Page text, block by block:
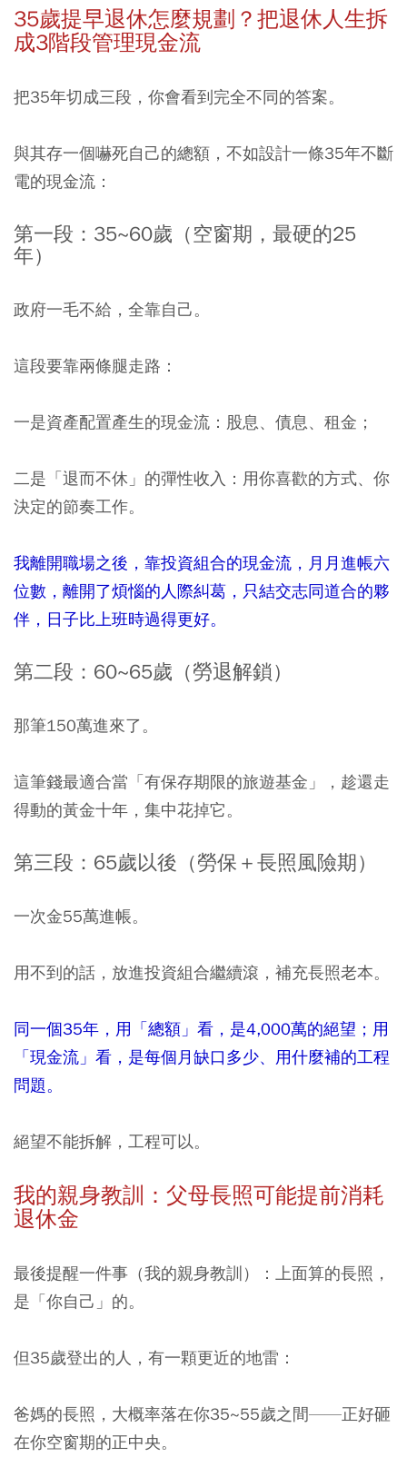
35歲提早退休怎麼規劃？把退休人生拆
成3階段管理現金流
把35年切成三段，你會看到完全不同的答案。
與其存一個嚇死自己的總額，不如設計一條35年不斷
電的現金流：
第一段：35~60歲（空窗期，最硬的25
年）
政府一毛不給，全靠自己。
這段要靠兩條腿走路：
一是資產配置產生的現金流：股息、債息、租金；
二是「退而不休」的彈性收入：用你喜歡的方式、你
決定的節奏工作。
我離開職場之後，靠投資組合的現金流，月月進帳六
位數，離開了煩惱的人際糾葛，只結交志同道合的夥
伴，日子比上班時過得更好。
第二段：60~65歲（勞退解鎖）
那筆150萬進來了。
這筆錢最適合當「有保存期限的旅遊基金」，趁還走
得動的黃金十年，集中花掉它。
第三段：65歲以後（勞保＋長照風險期）
一次金55萬進帳。
用不到的話，放進投資組合繼續滾，補充長照老本。
同一個35年，用「總額」看，是4,000萬的絕望；用
「現金流」看，是每個月缺口多少、用什麼補的工程
問題。
絕望不能拆解，工程可以。
我的親身教訓：父母長照可能提前消耗
退休金
最後提醒一件事（我的親身教訓）：上面算的長照，
是「你自己」的。
但35歲登出的人，有一顆更近的地雷：
爸媽的長照，大概率落在你35~55歲之間——正好砸
在你空窗期的正中央。